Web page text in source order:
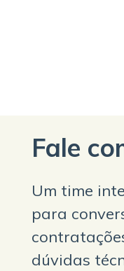
Fale
Um time
para
dúvidas